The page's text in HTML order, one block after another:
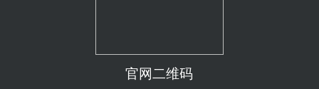
官网二维码